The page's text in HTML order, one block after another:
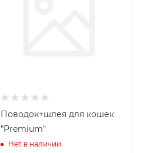
Поводок+шлея для кошек
"Premium"
Нет в наличии